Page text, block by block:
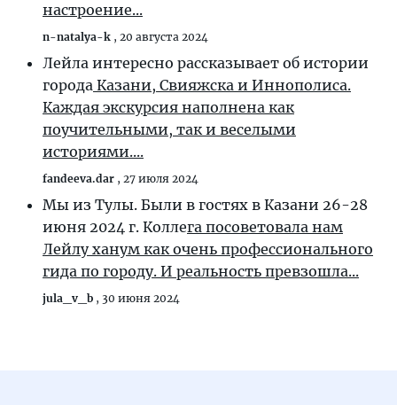
настроение...
n-natalya-k , 20 августа 2024
Лейла интересно рассказывает об истории
города Казани, Свияжска и Иннополиса.
Каждая экскурсия наполнена как
поучительными, так и веселыми
историями....
fandeeva.dar , 27 июля 2024
Мы из Тулы. Были в гостях в Казани 26-28
июня 2024 г. Коллега посоветовала нам
Лейлу ханум как очень профессионального
гида по городу. И реальность превзошла...
jula_v_b , 30 июня 2024